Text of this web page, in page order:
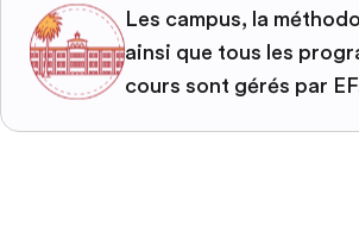
Les campus, la
ainsi que tous les
cours sont gérés par